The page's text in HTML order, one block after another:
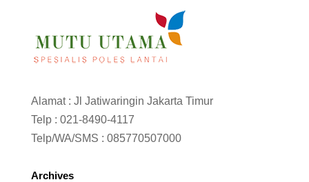
Alamat : Jl Jatiwaringin Jakarta Timur
Telp : 021-8490-4117
Telp/WA/SMS : 085770507000
Archives